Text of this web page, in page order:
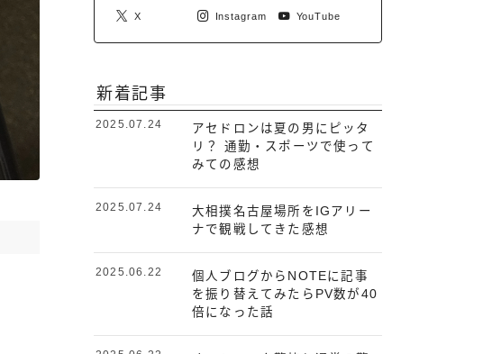
X Instagram YouTube
新着記事
アセドロンは夏の男にピッタ
リ？ 通勤・スポーツで使って
みての感想
2025.07.24
大相撲名古屋場所をIGアリー
ナで観戦してきた感想
2025.07.24
個人ブログからNOTEに記事
を振り替えてみたらPV数が40
倍になった話
2025.06.22